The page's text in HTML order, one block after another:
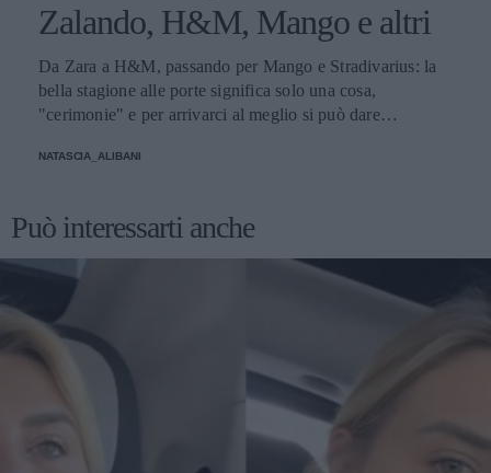
Zalando, H&M, Mango e altri
Da Zara a H&M, passando per Mango e Stradivarius: la
bella stagione alle porte significa solo una cosa,
"cerimonie" e per arrivarci al meglio si può dare
NATASCIA_ALIBANI
Può interessarti anche